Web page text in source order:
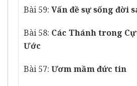
Bài 59: Vấn đề sự sống đời
Bài 58: Các Thánh trong
Ước
Bài 57: Ươm mầm đức tin